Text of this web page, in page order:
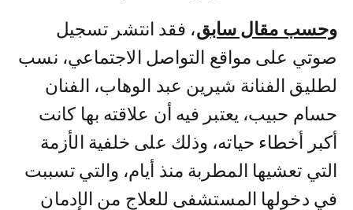
وحسب مقال سابق، فقد انتشر تسجيل
صوتي على مواقع التواصل الاجتماعي، نسب
لطليق الفنانة شيرين عبد الوهاب، الفنان
حسام حبيب، يعتبر فيه أن علاقته بها كانت
أكبر أخطاء حياته، وذلك على خلفية الأزمة
التي تعشيها المطربة منذ أيام، والتي تسببت
في دخولها المستشفى للعلاج من الإدمان